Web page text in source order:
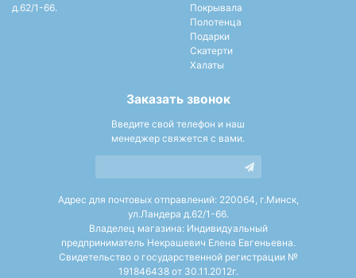
д.62/1-66.
Покрывала
Полотенца
Подарки
Скатерти
Халаты
Заказать звонок
Введите свой телефон и наш
менеджер свяжется с вами.
Адрес для почтовых отправлений: 220064, г.Минск,
ул.Ландера д.62/1-66.
Владелец магазина: Индивидуальный
предприниматель Некрашевич Елена Евгеньевна.
Свидетельство о государственной регистрации №
191846438 от 30.11.2012г.